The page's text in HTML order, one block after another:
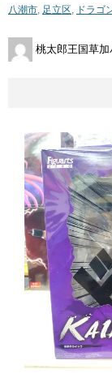
八潮市, 足立区, ドラゴ
桃太郎王国草